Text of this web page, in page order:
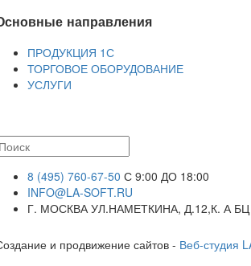
направления
ПРОДУКЦИЯ 1С
ТОРГОВОЕ ОБОРУДОВАНИЕ
УСЛУГИ
8 (495) 760-67-50 С 9:00 ДО 18:00
INFO@LA-SOFT.RU
Г. МОСКВА УЛ.НАМЕТКИНА, Д.12,К. А
и продвижение сайтов - Веб-студия